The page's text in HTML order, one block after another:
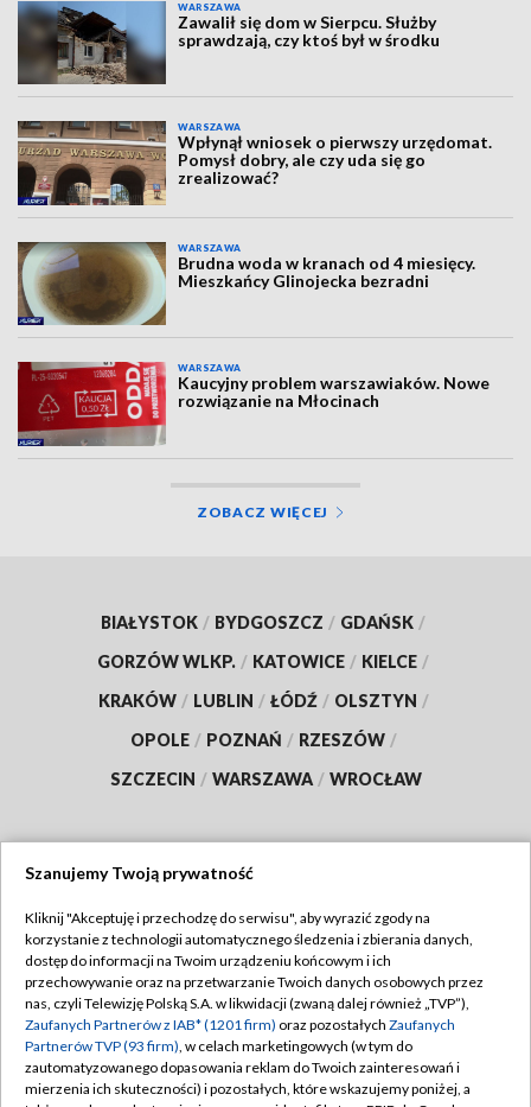
WARSZAWA
Zawalił się dom w Sierpcu. Służby
sprawdzają, czy ktoś był w środku
WARSZAWA
Wpłynął wniosek o pierwszy urzędomat.
Pomysł dobry, ale czy uda się go
zrealizować?
WARSZAWA
Brudna woda w kranach od 4 miesięcy.
Mieszkańcy Glinojecka bezradni
WARSZAWA
Kaucyjny problem warszawiaków. Nowe
rozwiązanie na Młocinach
ZOBACZ WIĘCEJ
BIAŁYSTOK / BYDGOSZCZ / GDAŃSK /
GORZÓW WLKP. / KATOWICE / KIELCE /
KRAKÓW / LUBLIN / ŁÓDŹ / OLSZTYN /
OPOLE / POZNAŃ / RZESZÓW /
SZCZECIN / WARSZAWA / WROCŁAW
TVP
Abonament TVP
Emisja w TVP
Centrum informacji TVP
Naziemna Telewizja Cyfrowa
Regulamin TVP
Polityka prywatności
Moje zgody
Szanujemy Twoją prywatność
Kliknij "Akceptuję i przechodzę do serwisu", aby wyrazić zgody na
korzystanie z technologii automatycznego śledzenia i zbierania danych,
dostęp do informacji na Twoim urządzeniu końcowym i ich
przechowywanie oraz na przetwarzanie Twoich danych osobowych przez
nas, czyli Telewizję Polską S.A. w likwidacji (zwaną dalej również „TVP”),
Zaufanych Partnerów z IAB* (1201 firm) oraz pozostałych Zaufanych
Partnerów TVP (93 firm), w celach marketingowych (w tym do
zautomatyzowanego dopasowania reklam do Twoich zainteresowań i
mierzenia ich skuteczności) i pozostałych, które wskazujemy poniżej, a